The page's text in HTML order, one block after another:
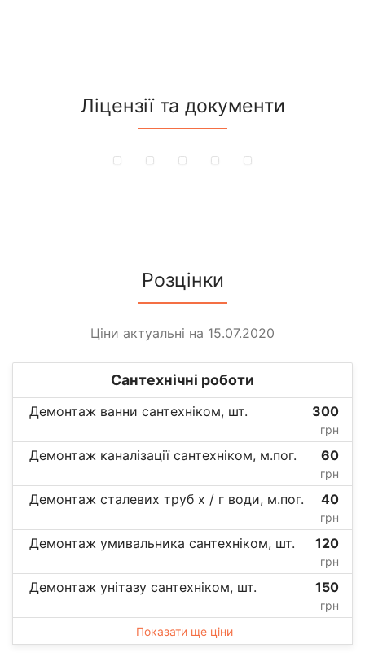
Ліцензії та документи
Розцінки
Ціни актуальні на 15.07.2020
Сантехнічні роботи
Демонтаж ванни сантехніком, шт. 300
грн
Демонтаж каналізації сантехніком, м.пог. 60
грн
Демонтаж сталевих труб х / г води, м.пог. 40
грн
Демонтаж умивальника сантехніком, шт. 120
грн
Демонтаж унітазу сантехніком, шт. 150
грн
Показати ще ціни